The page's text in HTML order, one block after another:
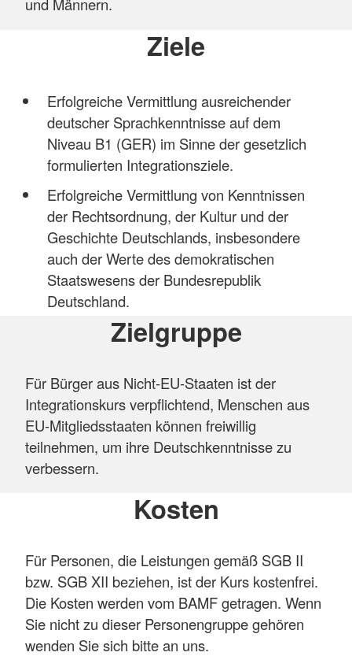
und Männern.
Ziele
Erfolgreiche Vermittlung ausreichender
deutscher Sprachkenntnisse auf dem
Niveau B1 (GER) im Sinne der gesetzlich
formulierten Integrationsziele.
Erfolgreiche Vermittlung von Kenntnissen
der Rechtsordnung, der Kultur und der
Geschichte Deutschlands, insbesondere
auch der Werte des demokratischen
Staatswesens der Bundesrepublik
Deutschland.
Zielgruppe
Für Bürger aus Nicht-EU-Staaten ist der
Integrationskurs verpflichtend, Menschen aus
EU-Mitgliedsstaaten können freiwillig
teilnehmen, um ihre Deutschkenntnisse zu
verbessern.
Kosten
Für Personen, die Leistungen gemäß SGB II
bzw. SGB XII beziehen, ist der Kurs kostenfrei.
Die Kosten werden vom BAMF getragen. Wenn
Sie nicht zu dieser Personengruppe gehören
wenden Sie sich bitte an uns.